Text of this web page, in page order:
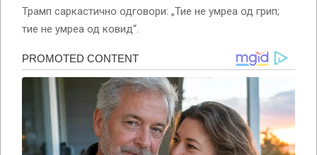
Трамп саркастично одговори: „Тие не умреа од грип;
тие не умреа од ковид“.